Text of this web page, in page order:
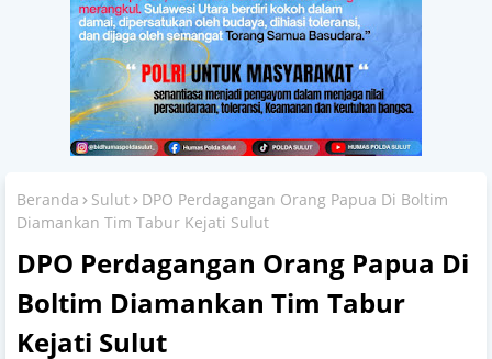
Beranda Sulut
DPO Perdagangan Orang Papua Di Boltim
Diamankan Tim Tabur Kejati Sulut
DPO Perdagangan Orang Papua Di
Boltim Diamankan Tim Tabur
Kejati Sulut